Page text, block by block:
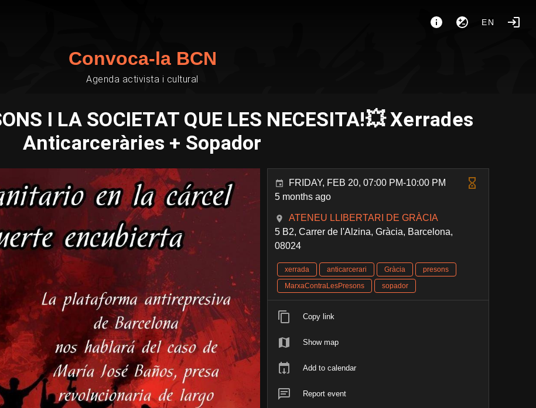
EN
Convoca-la BCN
Agenda activista i cultural
I LA SOCIETAT QUE LES NECESITA!💥​ Xerrades
Anticarceràries + Sopador
FRIDAY, FEB 20, 07:00 PM-10:00 PM
5 months ago
ATENEU LLIBERTARI DE GRÀCIA
5 B2, Carrer de l'Alzina, Gràcia, Barcelona,
08024
xerrada anticarcerari Gràcia
presons
MarxaContraLesPresons
sopador
Copy link
Show map
Add to calendar
Report event